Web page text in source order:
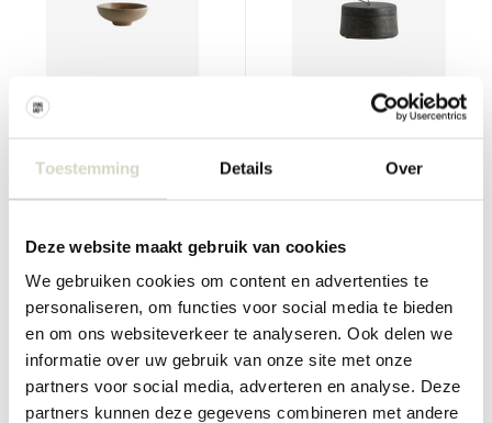
Toestemming Details Over
Deze website maakt gebruik van cookies
We gebruiken cookies om content en advertenties te
personaliseren, om functies voor social media te bieden
en om ons websiteverkeer te analyseren. Ook delen we
informatie over uw gebruik van onze site met onze
partners voor social media, adverteren en analyse. Deze
partners kunnen deze gegevens combineren met andere
van 4 stuks
Borizo opbergdoosje
€34,00 €25,50
SALE 25% SALE 25%